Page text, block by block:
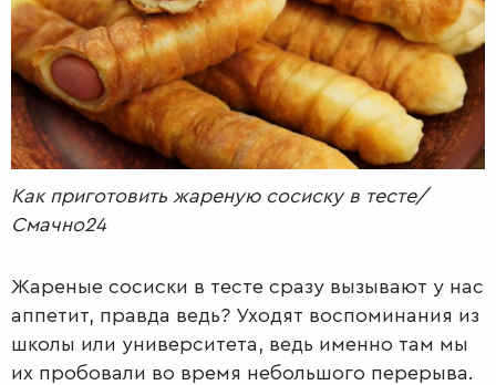
PETS
Как приготовить жареную сосиску в тесте/
Смачно24
Жареные сосиски в тесте сразу вызывают у нас
аппетит, правда ведь? Уходят воспоминания из
школы или университета, ведь именно там мы
их пробовали во время небольшого перерыва.